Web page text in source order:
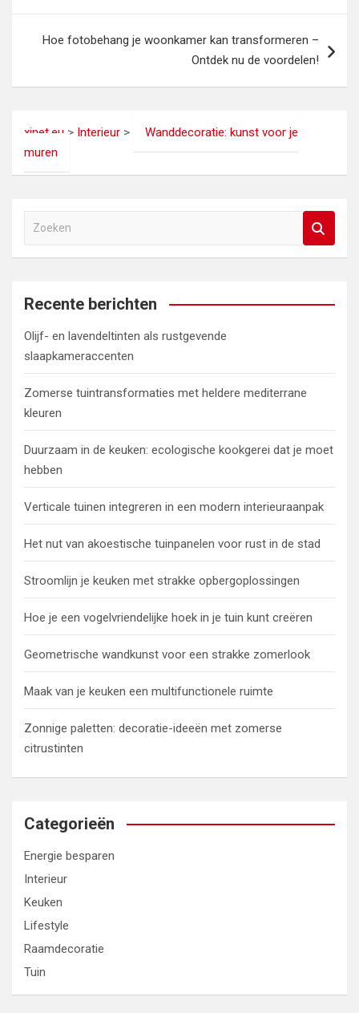
Hoe fotobehang je woonkamer kan transformeren –
Ontdek nu de voordelen!
xinet.eu > Interieur >
Wanddecoratie: kunst voor je
muren
e
e
Recente berichten
Olijf- en lavendeltinten als rustgevende
slaapkameraccenten
Zomerse tuintransformaties met heldere mediterrane
kleuren
Duurzaam in de keuken: ecologische kookgerei dat je moet
hebben
Verticale tuinen integreren in een modern interieuraanpak
Het nut van akoestische tuinpanelen voor rust in de stad
Stroomlijn je keuken met strakke opbergoplossingen
Hoe je een vogelvriendelijke hoek in je tuin kunt creëren
Geometrische wandkunst voor een strakke zomerlook
Maak van je keuken een multifunctionele ruimte
Zonnige paletten: decoratie-ideeën met zomerse
citrustinten
Categorieën
Energie besparen
Interieur
Keuken
Lifestyle
Raamdecoratie
Tuin